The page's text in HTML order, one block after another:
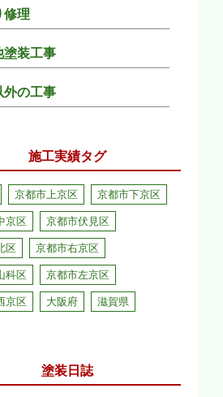
修理
塗装工事
外の工事
施工実績タグ
京都市上京区 京都市下京区
京区 京都市伏見区
区 京都市右京区
科区 京都市左京区
京区 大阪府 滋賀県
塗装日誌